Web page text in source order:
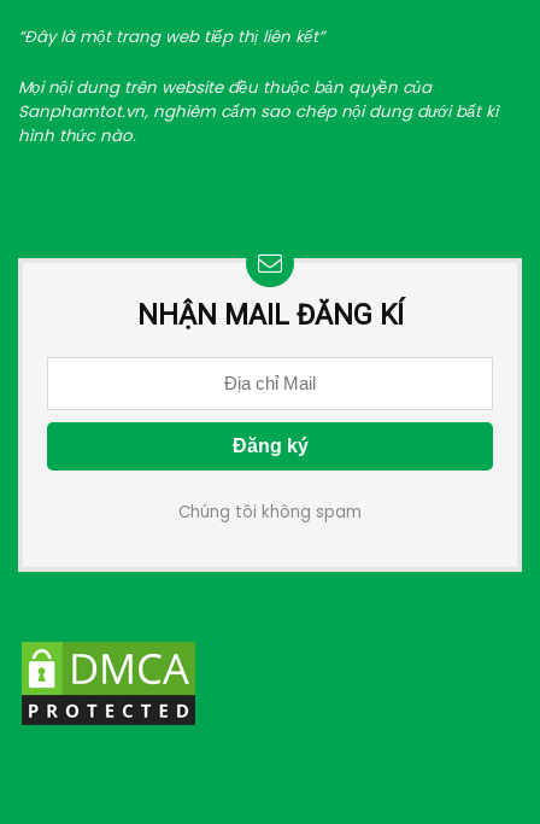
“Đây là một trang web tiếp thị liên kết”
Mọi nội dung trên website đều thuộc bản quyền của
Sanphamtot.vn, nghiêm cấm sao chép nội dung dưới bất kì
hình thức nào.
NHẬN MAIL ĐĂNG KÍ
Chúng tôi không spam